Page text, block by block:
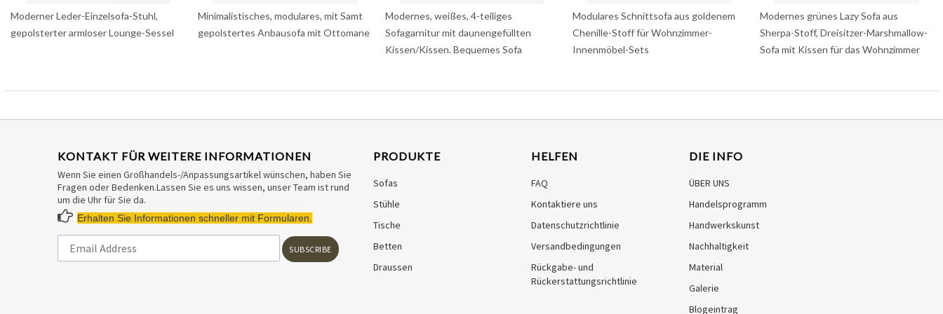
Moderner Leder-Einzelsofa-Stuhl,
gepolsterter armloser Lounge-Sessel
Minimalistisches, modulares, mit Samt
gepolstertes Anbausofa mit Ottomane
Modernes, weißes, 4-teiliges
Sofagarnitur mit daunengefüllten
Kissen/Kissen. Bequemes Sofa
Modulares Schnittsofa aus goldenem
Chenille-Stoff für Wohnzimmer-
Innenmöbel-Sets
Modernes grünes Lazy Sofa aus
Sherpa-Stoff, Dreisitzer-Marshmallow-
Sofa mit Kissen für das Wohnzimmer
KONTAKT FÜR WEITERE INFORMATIONEN
Wenn Sie einen Großhandels-/Anpassungsartikel wünschen, haben Sie
Fragen oder Bedenken.Lassen Sie es uns wissen, unser Team ist rund
um die Uhr für Sie da.
 Erhalten Sie Informationen schneller mit Formularen.
SUBSCRIBE
PRODUKTE
Sofas
Stühle
Tische
Betten
Draussen
HELFEN
FAQ
Kontaktiere uns
Datenschutzrichtlinie
Versandbedingungen
Rückgabe- und
Rückerstattungsrichtlinie
DIE INFO
ÜBER UNS
Handelsprogramm
Handwerkskunst
Nachhaltigkeit
Material
Galerie
Blogeintrag